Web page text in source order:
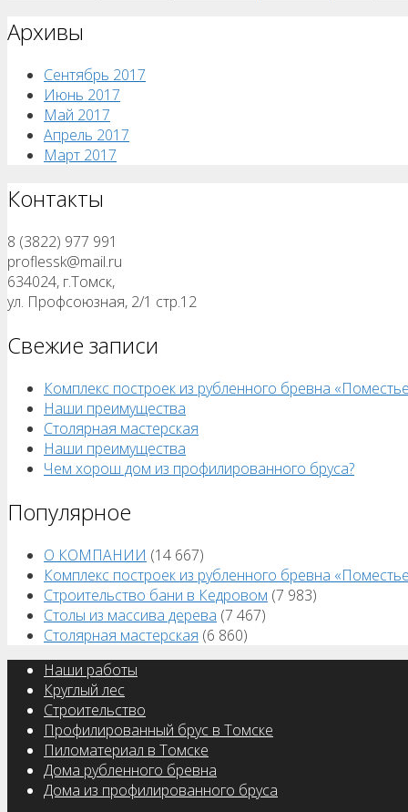
Архивы
Сентябрь 2017
Июнь 2017
Май 2017
Апрель 2017
Март 2017
Контакты
8 (3822) 977 991
proflessk@mail.ru
634024, г.Томск,
ул. Профсоюзная, 2/1 стр.12
Свежие записи
Комплекс построек из рубленного бревна
Наши преимущества
Столярная мастерская
Наши преимущества
Чем хорош дом из профилированного бруса?
Популярное
О КОМПАНИИ (14 667)
Комплекс построек из рубленного бревна
Строительство бани в Кедровом (7 983)
Столы из массива дерева (7 467)
Столярная мастерская (6 860)
Наши работы
Круглый лес
Строительство
Профилированный брус в Томске
Пиломатериал в Томске
Дома рубленного бревна
Дома из профилированного бруса